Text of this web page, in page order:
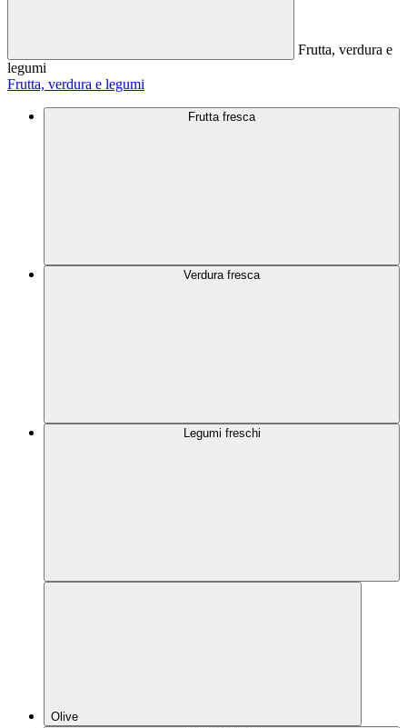
Frutta, verdura e
legumi
Frutta, verdura e legumi
Frutta fresca
Verdura fresca
Legumi freschi
Olive